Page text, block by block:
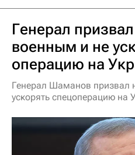
Генерал
военным и не
операцию на
Генерал Шаманов призвал
ускорять спецоперацию на